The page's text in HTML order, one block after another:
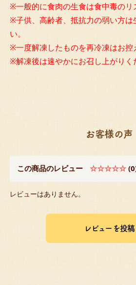
※一般的に食肉の生食は食中毒のリ
※子供、高齢者、抵抗力の弱い方は
い。
※一度解凍したものを再冷凍はお控
※解凍後は速やかにお召し上がりく
お客様の声
この商品のレビュー ☆☆☆☆☆
レビューはありません。
レビューを投稿